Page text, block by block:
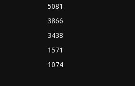
5081
3866
3438
1571
1074